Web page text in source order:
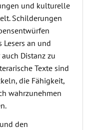
und kulturelle
Schilderungen
an und
Distanz zu
Texte sind
die Fähigkeit,
wahrzunehmen
den